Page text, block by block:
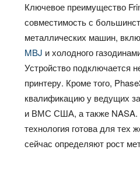
Ключевое преимущество
совместимость с
металлических машин,
MBJ и холодного
Устройство подключается
принтеру. Кроме того,
квалификацию у ведущих
и ВМС США, а также NASA.
технология готова для тех
сейчас определяют рост